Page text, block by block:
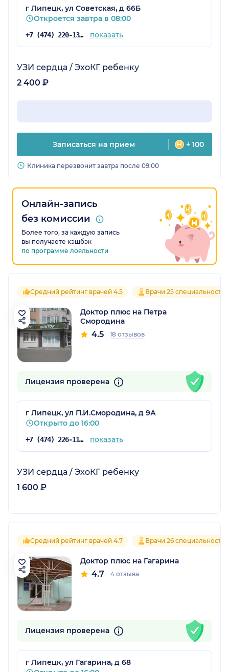
г Липецк, ул Советская, д 66Б
Откроется завтра в 08:00
+7 (474) 220-13-86 показать
УЗИ сердца / ЭхоКГ ребенку
2 400 ₽
Записаться на прием + 100
Клиника перезвонит завтра после 09:00
Онлайн-запись
без комиссии
Более того, за каждую запись
вы получаете кэшбэк
по программе лояльности
Средний рейтинг врачей 4.5 Врачи 25 специальностей
Доктор плюс на Петра
Смородина
4.5 18 отзывов
Лицензия проверена
г Липецк, ул П.И.Смородина, д 9А
Открыто до 16:00
+7 (474) 226-11-15 показать
УЗИ сердца / ЭхоКГ ребенку
1 600 ₽
Средний рейтинг врачей 4.7 Врачи 26 специальностей
Доктор плюс на Гагарина
4.7 4 отзыва
Лицензия проверена
г Липецк, ул Гагарина, д 68